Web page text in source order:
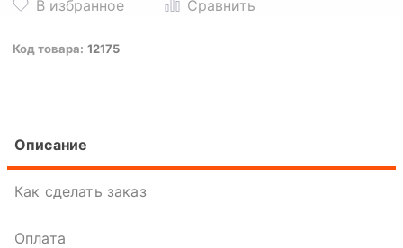
Код товара: 12175
Описание
Как сделать заказ
Оплата